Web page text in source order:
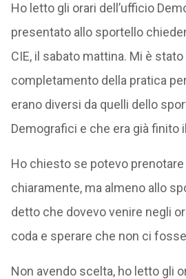
Ho letto gli orari dell’ufficio
presentato allo sportello
CIE, il sabato mattina. Mi è
completamento della pratica
erano diversi da quelli dello
Demografici e che era già finito
Ho chiesto se potevo
chiaramente, ma almeno allo
detto che dovevo venire negli
coda e sperare che non ci
Non avendo scelta, ho letto gli